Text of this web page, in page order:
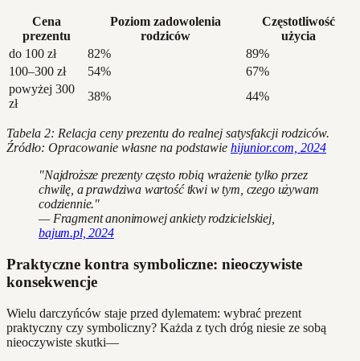
Cena
prezentu
Poziom zadowolenia
rodziców
Częstotliwość
użycia
do 100 zł
82%
89%
100–300 zł
54%
67%
powyżej 300
zł
38% 44%
Tabela 2: Relacja ceny prezentu do realnej satysfakcji rodziców.
Źródło: Opracowanie własne na podstawie hijunior.com, 2024
"Najdroższe prezenty często robią wrażenie tylko przez
chwilę, a prawdziwa wartość tkwi w tym, czego używam
codziennie."
— Fragment anonimowej ankiety rodzicielskiej,
bajum.pl, 2024
Praktyczne kontra symboliczne: nieoczywiste
konsekwencje
Wielu darczyńców staje przed dylematem: wybrać prezent
praktyczny czy symboliczny? Każda z tych dróg niesie ze sobą
nieoczywiste skutki—